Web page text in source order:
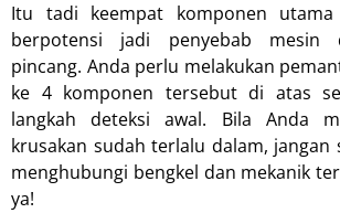
Itu tadi keempat komponen utama
berpotensi jadi penyebab mesin
pincang. Anda perlu melakukan
ke 4 komponen tersebut di atas
langkah deteksi awal. Bila Anda
krusakan sudah terlalu dalam, jangan
menghubungi bengkel dan mekanik
ya!